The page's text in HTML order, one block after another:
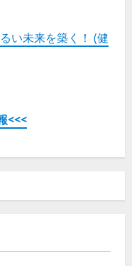
い未来を築く！ (健
<<<